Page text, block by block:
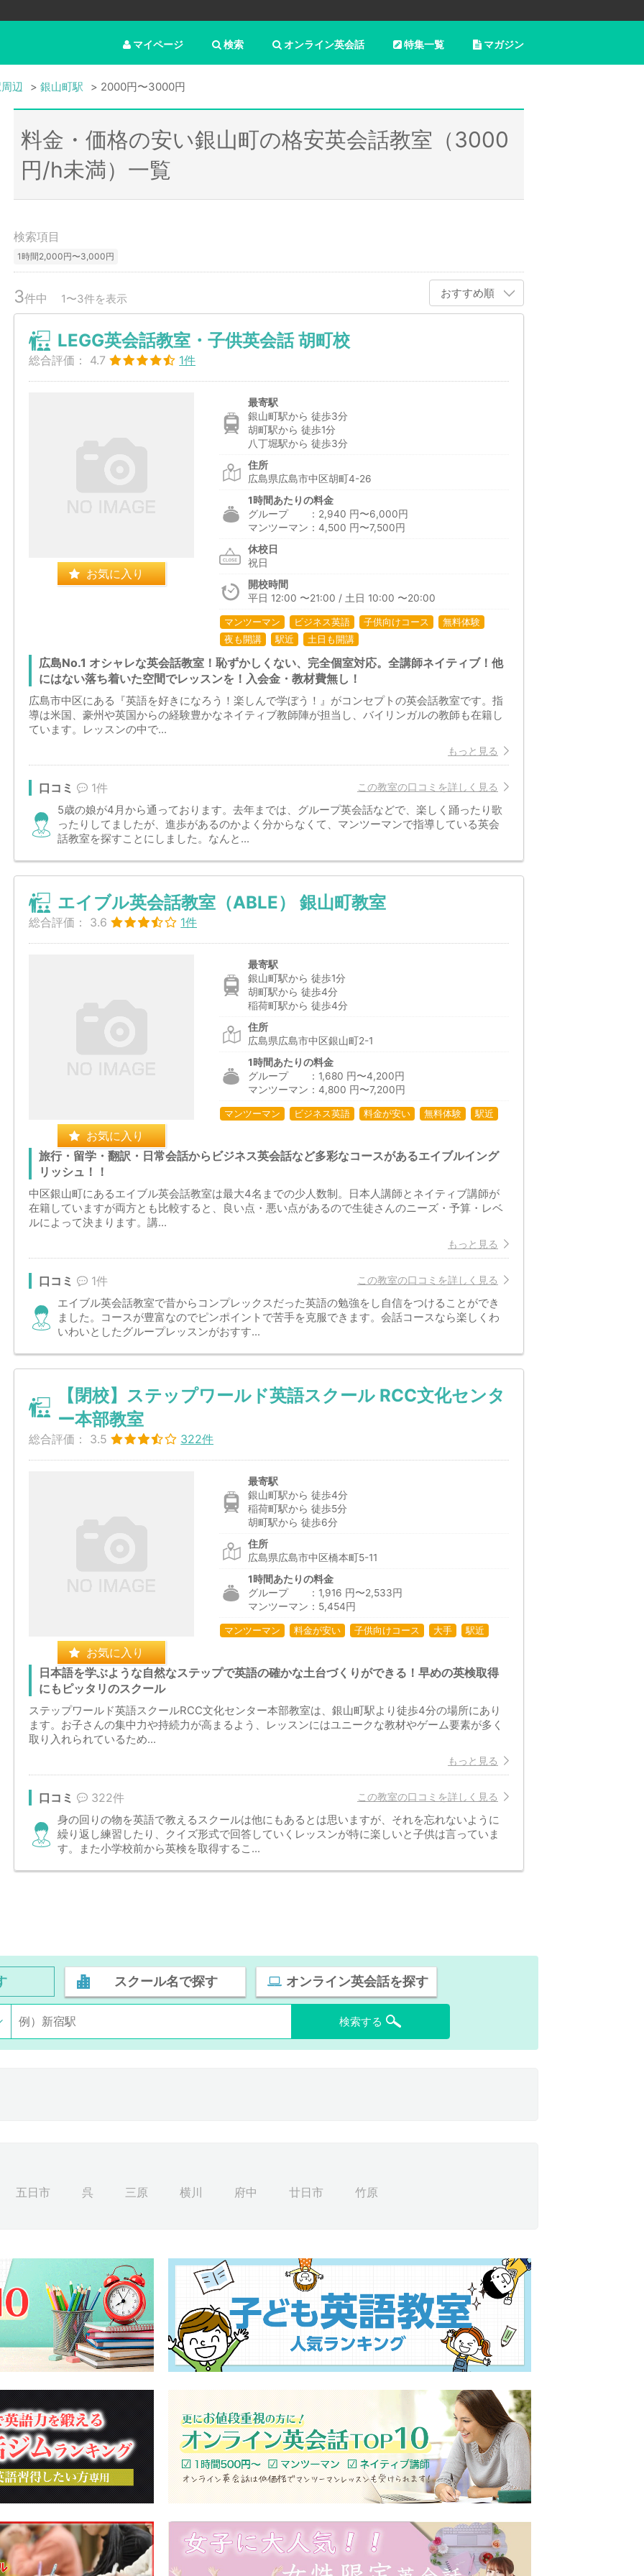
マガジン
特集一覧
オンライン英会話
検索
マイページ
辺 銀山町駅 2000円〜3000円
料金・価格の安い銀山町の格安英会話教室（3000
円/h未満）一覧
検索項目
1時間2,000円〜3,000円
3件中 1〜3件を表示 おすすめ順
LEGG英会話教室・子供英会話 胡町校
総合評価： 4.7 1件
お気に入り
最寄駅
銀山町駅から 徒歩3分
胡町駅から 徒歩1分
八丁堀駅から 徒歩3分
住所
広島県広島市中区胡町4-26
1時間あたりの料金
グループ ：2,940 円〜6,000円
マンツーマン：4,500 円〜7,500円
休校日
祝日
開校時間
平日 12:00 〜21:00 / 土日 10:00 〜20:00
マンツーマン ビジネス英語 子供向けコース
無料体験
夜も開講
駅近 土日も開講
広島No.1 オシャレな英会話教室！恥ずかしくない、完全個室対応。全講師ネイティブ！他
にはない落ち着いた空間でレッスンを！入会金・教材費無し！
広島市中区にある『英語を好きになろう！楽しんで学ぼう！』がコンセプトの英会話教室です。指
導は米国、豪州や英国からの経験豊かなネイティブ教師陣が担当し、バイリンガルの教師も在籍し
ています。レッスンの中で...
もっと見る
この教室の口コミを詳しく見る
口コミ 1件
5歳の娘が4月から通っております。去年までは、グループ英会話などで、楽しく踊ったり歌
ったりしてましたが、進歩があるのかよく分からなくて、マンツーマンで指導している英会
話教室を探すことにしました。なんと...
エイブル英会話教室（ABLE） 銀山町教室
総合評価： 3.6 1件
お気に入り
最寄駅
銀山町駅から 徒歩1分
胡町駅から 徒歩4分
稲荷町駅から 徒歩4分
住所
広島県広島市中区銀山町2-1
1時間あたりの料金
グループ ：1,680 円〜4,200円
マンツーマン：4,800 円〜7,200円
マンツーマン ビジネス英語 料金が安い 無料体験 駅近
旅行・留学・翻訳・日常会話からビジネス英会話など多彩なコースがあるエイブルイング
リッシュ！！
中区銀山町にあるエイブル英会話教室は最大4名までの少人数制。日本人講師とネイティブ講師が
在籍していますが両方とも比較すると、良い点・悪い点があるので生徒さんのニーズ・予算・レベ
ルによって決まります。講...
もっと見る
この教室の口コミを詳しく見る
口コミ 1件
エイブル英会話教室で昔からコンプレックスだった英語の勉強をし自信をつけることができ
ました。コースが豊富なのでピンポイントで苦手を克服できます。会話コースなら楽しくわ
いわいとしたグループレッスンがおすす...
【閉校】ステップワールド英語スクール RCC文化センタ
ー本部教室
総合評価： 3.5 322件
お気に入り
最寄駅
銀山町駅から 徒歩4分
稲荷町駅から 徒歩5分
胡町駅から 徒歩6分
住所
広島県広島市中区橋本町5-11
1時間あたりの料金
グループ ：1,916 円〜2,533円
マンツーマン：5,454円
マンツーマン 料金が安い 子供向けコース 大手 駅近
日本語を学ぶような自然なステップで英語の確かな土台づくりができる！早めの英検取得
にもピッタリのスクール
ステップワールド英語スクールRCC文化センター本部教室は、銀山町駅より徒歩4分の場所にあり
ます。お子さんの集中力や持続力が高まるよう、レッスンにはユニークな教材やゲーム要素が多く
取り入れられているため...
もっと見る
この教室の口コミを詳しく見る
口コミ 322件
身の回りの物を英語で教えるスクールは他にもあるとは思いますが、それを忘れないように
繰り返し練習したり、クイズ形式で回答していくレッスンが特に楽しいと子供は言っていま
す。また小学校前から英検を取得するこ...
スクール名で探す オンライン英会話を探す
検索する
五日市 呉 三原 横川 府中 廿日市 竹原